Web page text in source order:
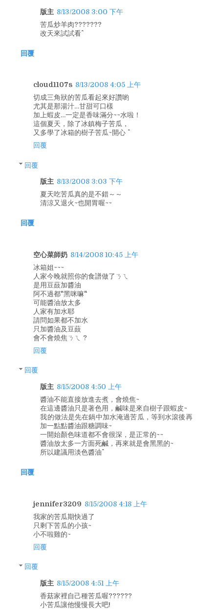
版主 8/13/2008 3:00 下午
苦瓜炒羊肉???????
改天來試試看^^
回覆
cloud1107s 8/13/2008 4:05 上午
切成三角狀的苦瓜看起來好讚喲
尤其是那湯汁…甘甜可口樣
加上蝦皮…一定是香味滿分~~水啦！
這個夏天，除了冰鎮梅子苦瓜，
又多學了冰箱的樹子苦瓜~開心 ^^
回覆
回覆
版主 8/13/2008 3:03 下午
夏天吃苦瓜真的是不錯～～
清涼又退火~也開胃喔~~
回覆
空心菜師奶 8/14/2008 10:45 上午
冰箱姐~~~
人家今晚就照你的食譜做了ㄋㄟ
是用豆薣加醬油
阿不過都"黑咪嘛"
可能醬油放太多
人家有加水耶
請問如果都不加水
只加醬油及豆薣
會不會燒焦ㄋㄟ ?
回覆
回覆
版主 8/15/2008 4:50 上午
醬油不能直接放進去煮，會燒焦~
在這邊醬油只是著色用，鹹味是來自樹子跟蝦皮~
我的做法是先在鍋中加水淹過苦瓜，等到水滾後再
加一點點醬油跟糖調味~
一開始顏色味道都不會很深，是正常的~~
醬油放太多一方面死鹹，再來就是會黑黑的~
所以建議用淡色醬油^^
回覆
jennifer3209 8/15/2008 4:18 上午
我家的苦瓜期快過了
只剩下苦瓜的小孩~
小不啦雞的~
回覆
回覆
版主 8/15/2008 4:51 上午
香菇家裡自己種苦瓜喔??????
小苦瓜讓他慢慢長大吧!